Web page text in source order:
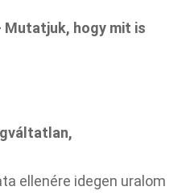
hogy mit is
ellenére idegen uralom